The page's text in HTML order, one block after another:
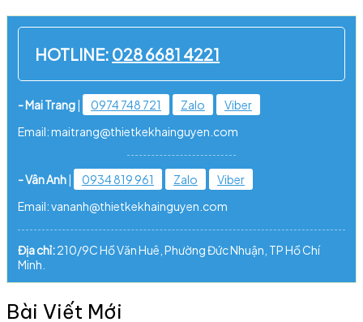
HOTLINE: 028 6681 4221
- Mai Trang| 0974 748 721 Zalo
Viber
Email: maitrang@thietkekhainguyen.com
- Vân Anh| 0934 819 961 Zalo
Viber
Email: vananh@thietkekhainguyen.com
Địa chỉ:210/9C Hồ Văn Huê, Phường Đức Nhuận, TP Hồ Chí
Minh.
Bài Viết Mới